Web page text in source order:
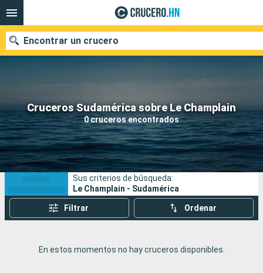
Cruceros Sudamérica sobre Le Champlain
0 cruceros encontrados
Encontrar un crucero
Nuestros destinos
Fecha de salida
Puertos Compañías
Buscar
Sus criterios de búsqueda:
Le Champlain - Sudamérica
Filtrar Ordenar
En estos momentos no hay cruceros disponibles.